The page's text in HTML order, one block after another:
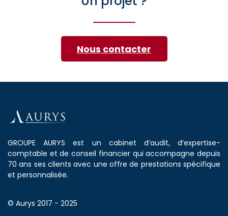
Nous contacter
GROUPE AURYS est un cabinet d’audit, d’expertise-
comptable et de conseil financier qui accompagne depuis
70 ans ses clients avec une offre de prestations spécifique
et personnalisée.
© Aurys 2017 - 2025